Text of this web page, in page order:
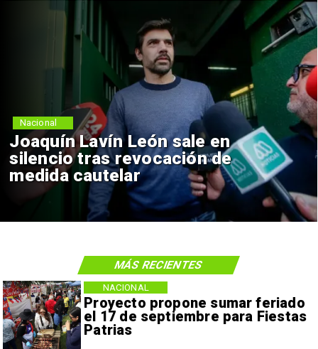
Joaquín Lavín León sale en
silencio tras revocación de
medida cautelar
Nacional
Proyecto propone sumar feriado
el 17 de septiembre para Fiestas
Patrias
NACIONAL
MÁS RECIENTES